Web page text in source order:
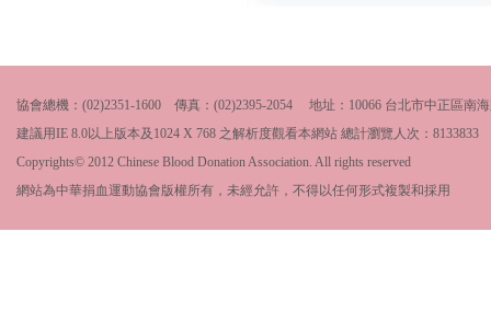
協會總機：(02)2351-1600 傳真：(02)2395-2054 地址：10066 台北市中正區南
建議用IE 8.0以上版本及1024 X 768 之解析度觀看本網站 總計瀏覽人次： 8133833
Copyrights© 2012 Chinese Blood Donation Association. All rights reserved
網站為中華捐血運動協會版權所有，未經允許，不得以任何形式複製和採用